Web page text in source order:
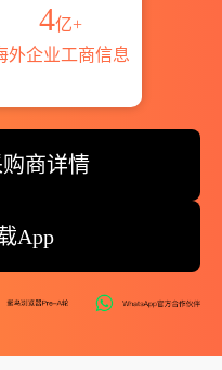
4亿+
外企业工商信息
商详情
App